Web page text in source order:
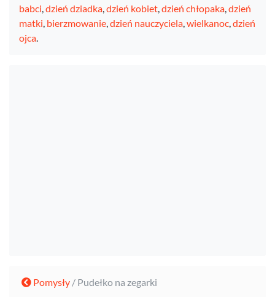
babci,dzień dziadka,dzień kobiet,dzień chłopaka,dzień
matki, bierzmowanie,dzień nauczyciela,wielkanoc,dzień
ojca.
Pomysły / Pudełko na zegarki